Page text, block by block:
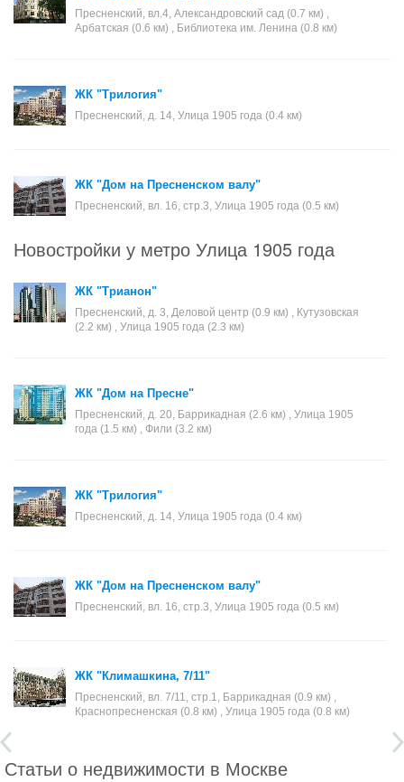
Пресненский, вл.4, Александровский сад (0.7 км) ,
Арбатская (0.6 км) , Библиотека им. Ленина (0.8 км)
ЖК "Трилогия"
Пресненский, д. 14, Улица 1905 года (0.4 км)
ЖК "Дом на Пресненском валу"
Пресненский, вл. 16, стр.3, Улица 1905 года (0.5 км)
Новостройки у метро Улица 1905 года
ЖК "Трианон"
Пресненский, д. 3, Деловой центр (0.9 км) , Кутузовская
(2.2 км) , Улица 1905 года (2.3 км)
ЖК "Дом на Пресне"
Пресненский, д. 20, Баррикадная (2.6 км) , Улица 1905
года (1.5 км) , Фили (3.2 км)
ЖК "Трилогия"
Пресненский, д. 14, Улица 1905 года (0.4 км)
ЖК "Дом на Пресненском валу"
Пресненский, вл. 16, стр.3, Улица 1905 года (0.5 км)
ЖК "Климашкина, 7/11"
Пресненский, вл. 7/11, стр.1, Баррикадная (0.9 км) ,
Краснопресненская (0.8 км) , Улица 1905 года (0.8 км)
Статьи о недвижимости в Москве